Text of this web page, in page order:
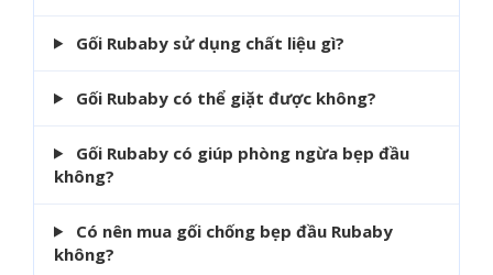
Gối Rubaby sử dụng chất liệu gì?
Gối Rubaby có thể giặt được không?
Gối Rubaby có giúp phòng ngừa bẹp đầu
không?
Có nên mua gối chống bẹp đầu Rubaby
không?